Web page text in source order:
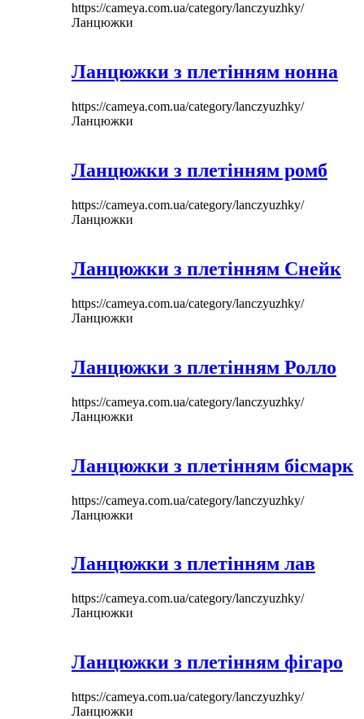
https://cameya.com.ua/category/lanczyuzhky/
Ланцюжки
Ланцюжки з плетінням нонна
https://cameya.com.ua/category/lanczyuzhky/
Ланцюжки
Ланцюжки з плетінням ромб
https://cameya.com.ua/category/lanczyuzhky/
Ланцюжки
Ланцюжки з плетінням Снейк
https://cameya.com.ua/category/lanczyuzhky/
Ланцюжки
Ланцюжки з плетінням Ролло
https://cameya.com.ua/category/lanczyuzhky/
Ланцюжки
Ланцюжки з плетінням бісмарк
https://cameya.com.ua/category/lanczyuzhky/
Ланцюжки
Ланцюжки з плетінням лав
https://cameya.com.ua/category/lanczyuzhky/
Ланцюжки
Ланцюжки з плетінням фігаро
https://cameya.com.ua/category/lanczyuzhky/
Ланцюжки